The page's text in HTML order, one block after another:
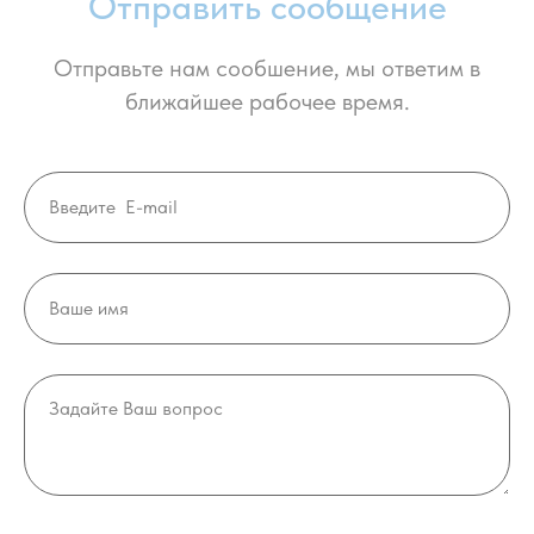
Отправьте нам сообшение, мы ответим в
ближайшее рабочее время.